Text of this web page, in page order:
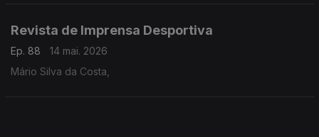
Revista de Imprensa Desportiva
Ep. 88
14 mai. 2026
Mário Silva da Costa,